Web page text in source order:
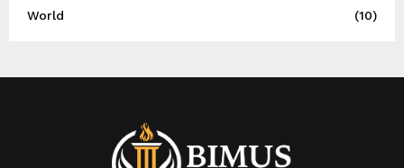
World
(10)